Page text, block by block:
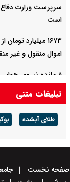
سرپرست وزارت
است
۱۶۷۳ میلیارد
اموال منقول و غیر
فرمانده نیروی
حمله حسین
تبلیغات متنی
طلای آبشده
صفحه نخست